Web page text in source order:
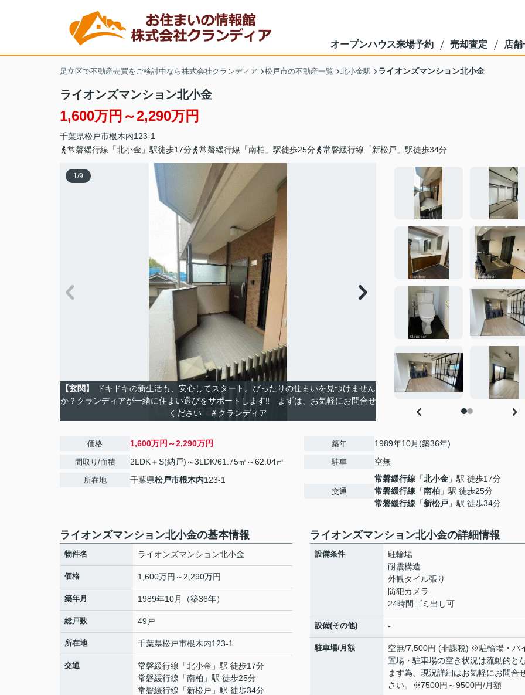
オープンハウス来場予約 売却査定 店舗
足立区で不動産売買をご検討中なら株式会社クランディア 松戸市の不動産一覧 北小金駅 ライオンズマンション北小金
ライオンズマンション北小金
1,600万円～2,290万円
千葉県松戸市根木内123-1
常磐緩行線「北小金」駅徒歩17分
常磐緩行線「南柏」駅徒歩25分 常磐緩行線「新松戸」駅徒歩34分
1/9
【玄関】
ドキドキの新生活も、安心してスタート。ぴったりの住まいを見つけません
か？クランディアが一緒に住まい選びをサポートします‼ まずは、お気軽にお問合せ
ください ＃クランディア
価格 1,600万円～2,290万円
間取り/面積 2LDK＋S(納戸)～3LDK/61.75㎡～62.04㎡
所在地 千葉県松戸市根木内123-1
築年 1989年10月(築36年)
駐車 空無
交通
常磐緩行線 「北小金 」駅 徒歩17分
常磐緩行線 「南柏 」駅 徒歩25分
常磐緩行線 「新松戸 」駅 徒歩34分
ライオンズマンション北小金の基本情報
物件名 ライオンズマンション北小金
価格 1,600万円～2,290万円
築年月 1989年10月（築36年）
総戸数 49戸
所在地 千葉県松戸市根木内123-1
交通 常磐緩行線 「北小金 」駅 徒歩17分
常磐緩行線 「南柏 」駅 徒歩25分
常磐緩行線 「新松戸 」駅 徒歩34分
ライオンズマンション北小金の詳細情報
設備条件
駐輪場
耐震構造
外観タイル張り
防犯カメラ
24時間ゴミ出し可
設備(その他) -
駐車場/月額
空無/7,500円 (非課税) ※駐輪場・バ
置場・駐車場の空き状況は流動的と
ます為、現況詳細はお気軽にお問合
さい。※7500円～9500円/月額